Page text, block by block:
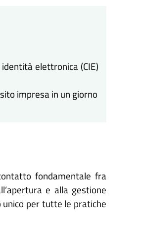
elettronica (CIE)
impresa in un giorno
fondamentale fra
e alla gestione
per tutte le pratiche